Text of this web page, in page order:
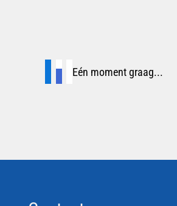
Eén moment graag...